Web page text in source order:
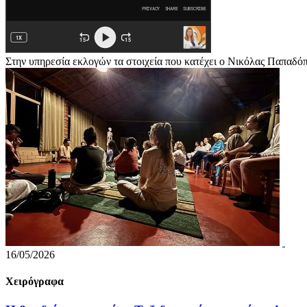
Στην υπηρεσία εκλογών τα στοιχεία που κατέχει ο Νικόλας
16/05/2026
Χειρόγραφα